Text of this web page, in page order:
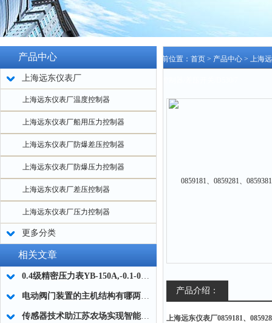
产品中心
上海远东仪表厂
上海远东仪表厂温度控制器
上海远东仪表厂船用压力控制器
上海远东仪表厂防爆差压控制器
上海远东仪表厂防爆压力控制器
上海远东仪表厂差压控制器
上海远东仪表厂压力控制器
更多分类
相关文章
0.4级精密压力表YB-150A,-0.1-0MPa
电动阀门装置的主机结构有哪两种？
传感器技术助江苏农场实现智能化渔业管理
当前位置： 首页 > 产品中心 > 上海
产品介绍：
上海远东仪表厂0859181、